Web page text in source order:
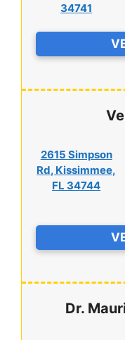
34741
2615 Simpson
Rd, Kissimmee,
FL 34744
Dr.